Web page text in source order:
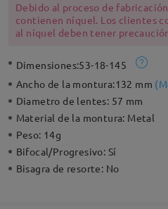
Debido al proceso de
contienen níquel. Los clientes
al níquel deben tener
Dimensiones:53-18-145
Ancho de la montura:132 mm (
Diametro de lentes: 57 mm
Material de la montura: Metal
Peso: 14g
Bifocal/Progresivo: Sí
Bisagra de resorte: No